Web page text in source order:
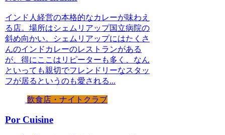
インド人経営の本格的なカレーが味わえ
る店。場所はシェムリアップ国立病院の
斜め向かい。シェムリアップにはたくさ
んのインドカレーのレストランがある
が、得にここはリピーターも多く、なん
といっても親切でフレンドリーなスタッ
フが居るというのも愛される...
飲食店・ナイトクラブ
Por Cuisine